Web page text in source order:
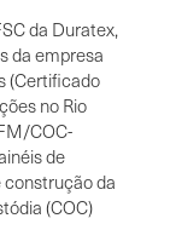
da Duratex,
da empresa
(Certificado
no Rio
COC-
de
construção da
(COC)